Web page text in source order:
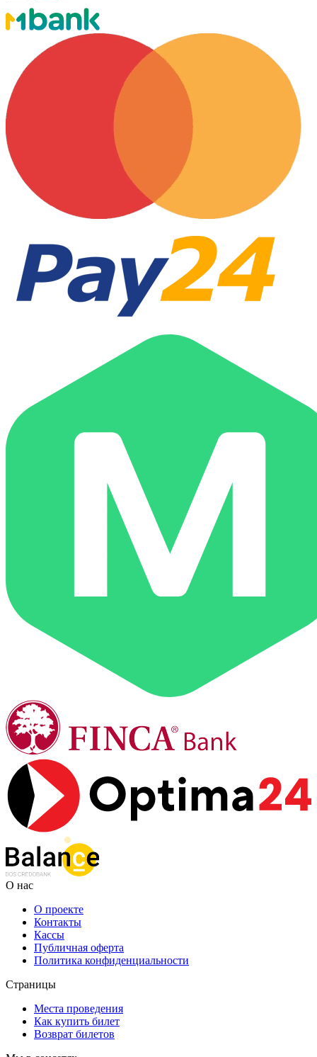
О нас
О проекте
Контакты
Кассы
Публичная оферта
Политика конфиденциальности
Страницы
Места проведения
Как купить билет
Возврат билетов